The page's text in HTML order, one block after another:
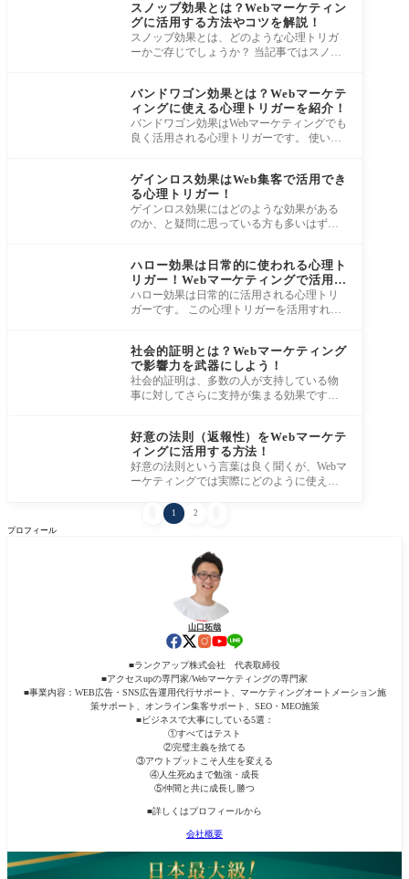
スノッブ効果とは？Webマーケティン
グに活用する方法やコツを解説！
スノッブ効果とは、どのような心理トリガ
ーかご存じでしょうか？ 当記事ではスノッ
バンドワゴン効果とは？Webマーケテ
ィングに使える心理トリガーを紹介！
バンドワゴン効果はWebマーケティングでも
良く活用される心理トリガーです。 使い方
ゲインロス効果はWeb集客で活用でき
る心理トリガー！
ゲインロス効果にはどのような効果がある
のか、と疑問に思っている方も多いはずで
ハロー効果は日常的に使われる心理ト
リガー！Webマーケティングで活用し
よう！
ハロー効果は日常的に活用される心理トリ
ガーです。 この心理トリガーを活用すれ
社会的証明とは？Webマーケティング
で影響力を武器にしよう！
社会的証明は、多数の人が支持している物
事に対してさらに支持が集まる効果です。
好意の法則（返報性）をWebマーケテ
ィングに活用する方法！
好意の法則という言葉は良く聞くが、Webマ
ーケティングでは実際にどのように使えば
1 2
プロフィール
山口拓哉
■ランクアップ株式会社 代表取締役
■アクセスupの専門家/Webマーケティングの専門家
■事業内容：WEB広告・SNS広告運用代行サポート、マーケティングオートメーション施
策サポート、オンライン集客サポート、SEO・MEO施策
■ビジネスで大事にしている5選：
①すべてはテスト
②完璧主義を捨てる
③アウトプットこそ人生を変える
④人生死ぬまで勉強・成長
⑤仲間と共に成長し勝つ
■詳しくはプロフィールから
会社概要